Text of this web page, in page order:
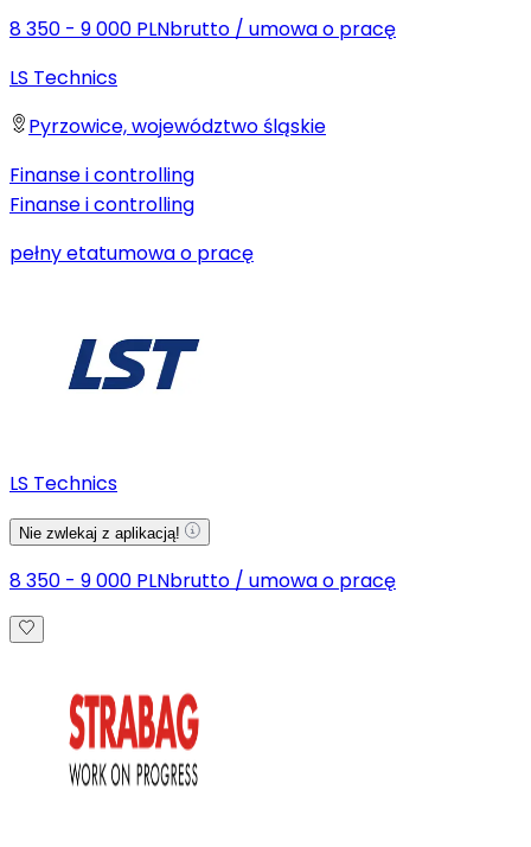
8 350 - 9 000 PLNbrutto / umowa o pracę
LS Technics
Pyrzowice, województwo śląskie
Finanse i controlling
Finanse i controlling
pełny etatumowa o pracę
LS Technics
Nie zwlekaj z aplikacją!
8 350 - 9 000 PLNbrutto / umowa o pracę